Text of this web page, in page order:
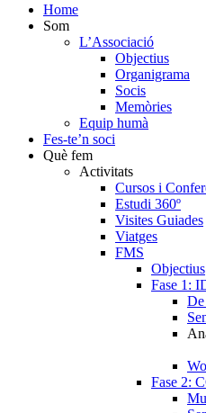
Home
Som
L’Associació
Objectius
Organigrama
Socis
Memòries
Equip humà
Fes-te’n soci
Què fem
Activitats
Cursos i
Estudi 360º
Visites Guiades
Viatges
FMS
Objectius
Fase 1:
De
Fase 2: